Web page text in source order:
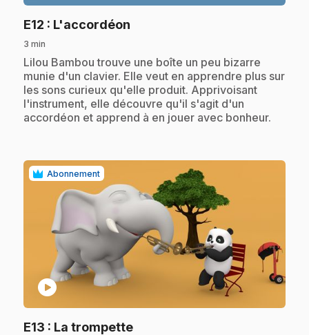
E12 : L'accordéon
3 min
.Lilou Bambou trouve une boîte un peu bizarre
munie d'un clavier. Elle veut en apprendre plus sur
les sons curieux qu'elle produit. Apprivoisant
l'instrument, elle découvre qu'il s'agit d'un
accordéon et apprend à en jouer avec bonheur.
Abonnement
play_circle
E13 : La trompette.